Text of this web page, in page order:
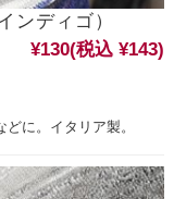
ンディゴ）
¥130(税込 ¥143)
に。イタリア製。